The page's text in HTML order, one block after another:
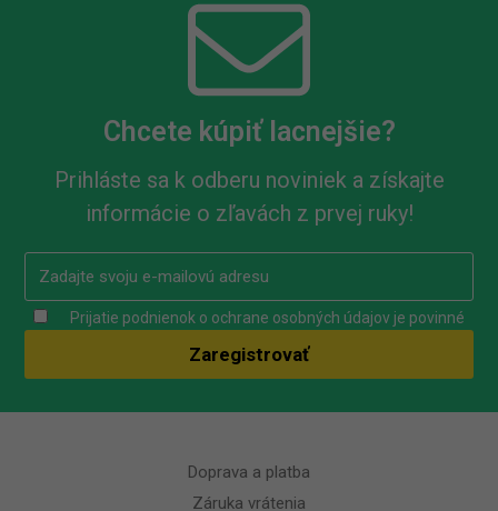
Chcete kúpiť lacnejšie?
Prihláste sa k odberu noviniek a získajte
informácie o zľavách z prvej ruky!
Prijatie podnienok o ochrane osobných údajov je povinné
Doprava a platba
Záruka vrátenia